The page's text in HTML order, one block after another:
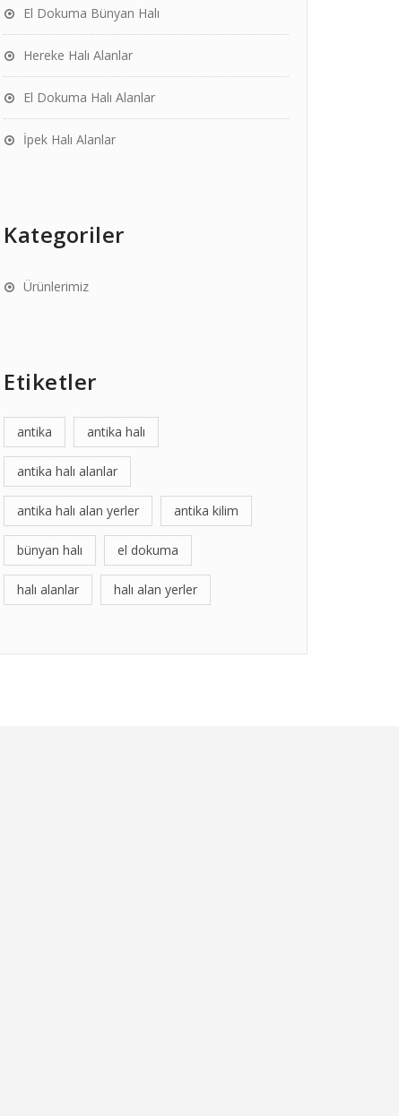
El Dokuma Bünyan Halı
Hereke Halı Alanlar
El Dokuma Halı Alanlar
İpek Halı Alanlar
Kategoriler
Ürünlerimiz
Etiketler
antika antika halı
antika halı alanlar
antika halı alan yerler antika kilim
bünyan halı el dokuma
halı alanlar halı alan yerler